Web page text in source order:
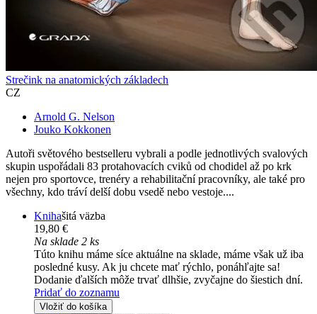
Strečink na anatomických základech
CZ
Arnold G. Nelson
Jouko Kokkonen
Autoři světového bestselleru vybrali a podle jednotlivých svalových
skupin uspořádali 83 protahovacích cviků od chodidel až po krk
nejen pro sportovce, trenéry a rehabilitační pracovníky, ale také pro
všechny, kdo tráví delší dobu vsedě nebo vestoje....
Knihašitá väzba
19,80 €
Na sklade 2 ks
Túto knihu máme síce aktuálne na sklade, máme však už iba
posledné kusy. Ak ju chcete mať rýchlo, ponáhľajte sa!
Dodanie ďalších môže trvať dlhšie, zvyčajne do šiestich dní.
Pridať do zoznamu
Vložiť do košíka